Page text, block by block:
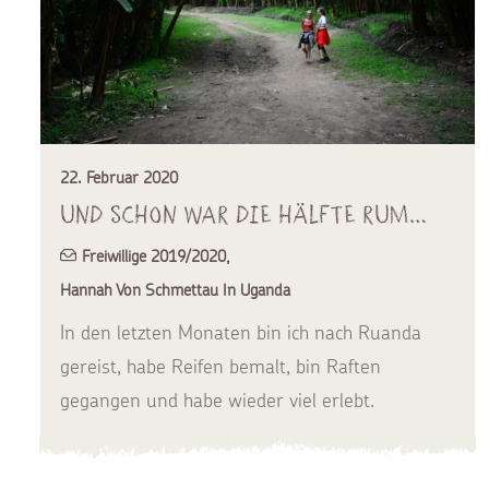
22. Februar 2020
Und schon war die Hälfte rum…
Freiwillige 2019/2020,
Hannah Von Schmettau In Uganda
In den letzten Monaten bin ich nach Ruanda
gereist, habe Reifen bemalt, bin Raften
gegangen und habe wieder viel erlebt.